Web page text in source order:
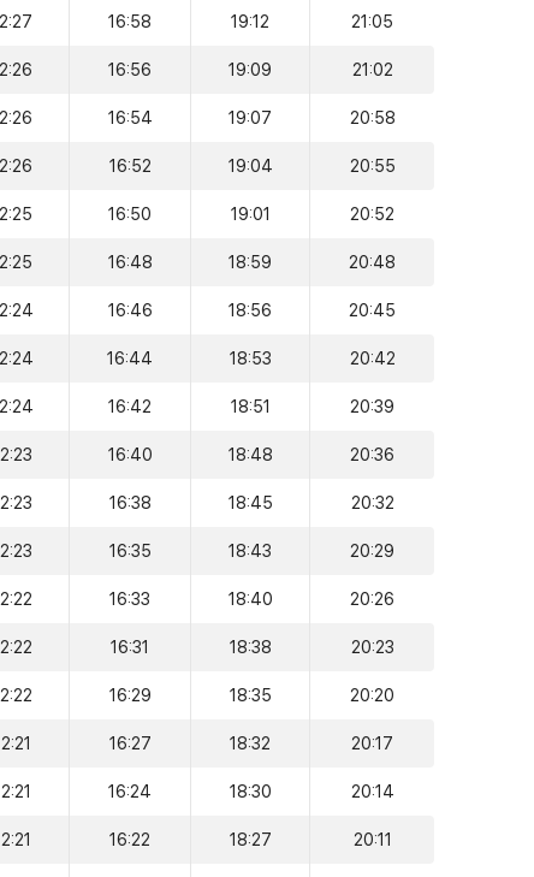
16:58 19:12 21:05
16:56 19:09 21:02
16:54 19:07 20:58
16:52 19:04 20:55
16:50 19:01 20:52
16:48 18:59 20:48
16:46 18:56 20:45
16:44 18:53 20:42
16:42 18:51 20:39
16:40 18:48 20:36
16:38 18:45 20:32
16:35 18:43 20:29
16:33 18:40 20:26
16:31 18:38 20:23
16:29 18:35 20:20
16:27 18:32 20:17
16:24 18:30 20:14
16:22 18:27 20:11